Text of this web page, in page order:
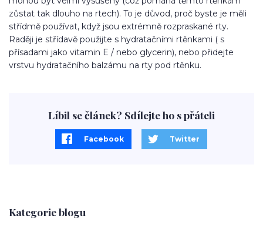
Kategorie blogu
zůstat tak dlouho na rtech). To je důvod, proč byste je měli
střídmě používat, když jsou extrémně rozpraskané rty.
Raději je střídavě použijte s hydratačními rtěnkami ( s
přísadami jako vitamin E / nebo glycerin), nebo přidejte
vrstvu hydratačního balzámu na rty pod rtěnku.
Líbil se článek? Sdílejte ho s přáteli
Facebook Twitter